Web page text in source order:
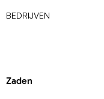
BEDRIJVEN
Zaden